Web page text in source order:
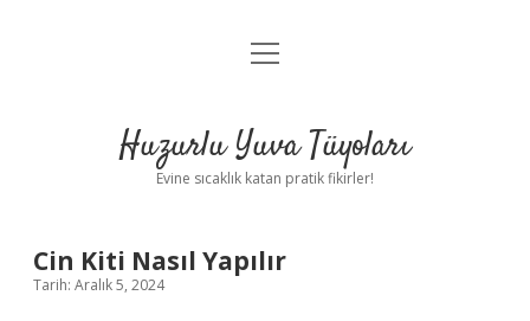
Anasayfa
Yasal Uyarı
menüyü
Huzurlu Yuva Tüyoları
Evine sıcaklık katan pratik fikirler!
Cin Kiti Nasıl Yapılır
Tarih: Aralık 5, 2024